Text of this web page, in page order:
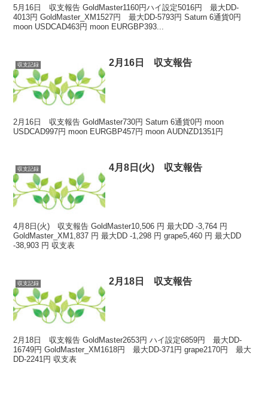
5月16日 収支報告 GoldMaster1160円ハイ設定5016円 最大DD-
4013円 GoldMaster_XM1527円 最大DD-5793円 Saturn 6通貨0円
moon USDCAD463円 moon EURGBP393...
収支記録 2月16日 収支報告
2月16日 収支報告 GoldMaster730円 Saturn 6通貨0円 moon
USDCAD997円 moon EURGBP457円 moon AUDNZD1351円
収支記録 4月8日(火) 収支報告
4月8日(火) 収支報告 GoldMaster10,506 円 最大DD -3,764 円
GoldMaster_XM1,837 円 最大DD -1,298 円 grape5,460 円 最大DD
-38,903 円 収支表
収支記録 2月18日 収支報告
2月18日 収支報告 GoldMaster2653円 ハイ設定6859円 最大DD-
16749円 GoldMaster_XM1618円 最大DD-371円 grape2170円 最大
DD-2241円 収支表